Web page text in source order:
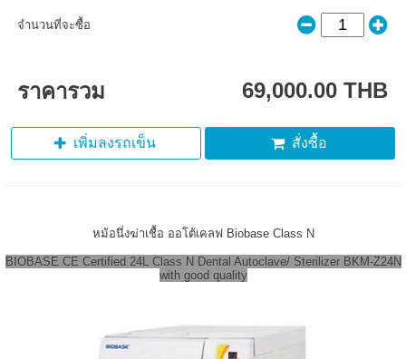
จำนวนที่จะซื้อ
ราคารวม 69,000.00 THB
เพิ่มลงรถเข็น สั่งซื้อ
หม้อนึ่งฆ่าเชื้อ ออโต้เคลฟ Biobase Class N
BIOBASE CE Certified 24L Class N Dental Autoclave/ Sterilizer BKM-Z24N
with good quality